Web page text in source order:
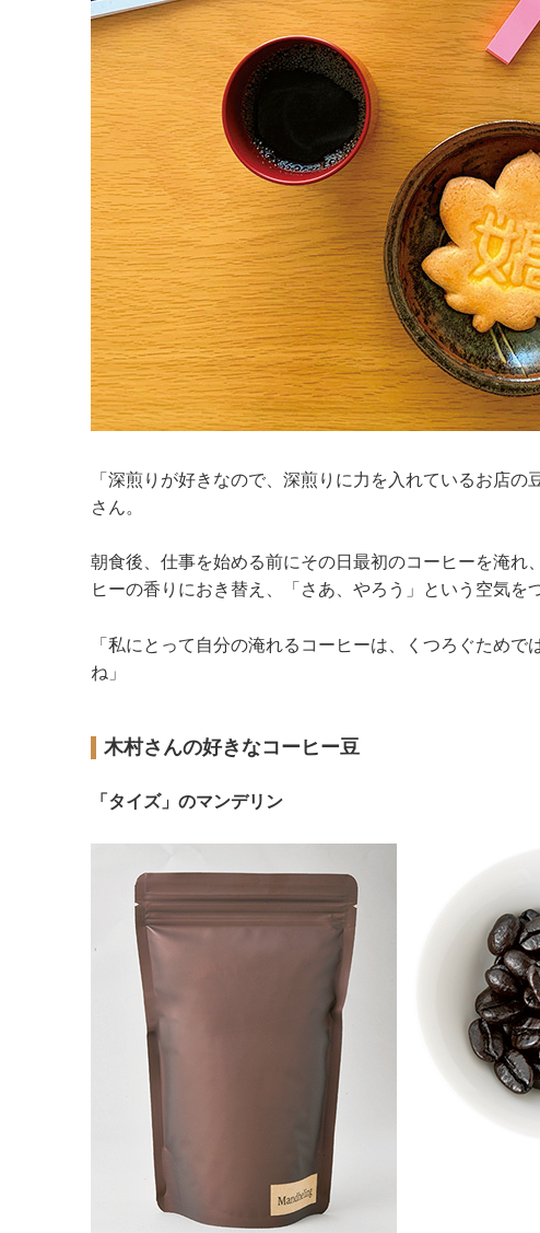
「深煎りが好きなので、深煎りに力を入れているお店
さん。
朝食後、仕事を始める前にその日最初のコーヒーを淹れ
ヒーの香りにおき替え、「さあ、やろう」という空気を
「私にとって自分の淹れるコーヒーは、くつろぐため
ね」
木村さんの好きなコーヒー豆
「タイズ」のマンデリン